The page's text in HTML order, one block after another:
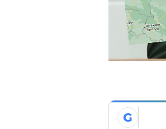
G